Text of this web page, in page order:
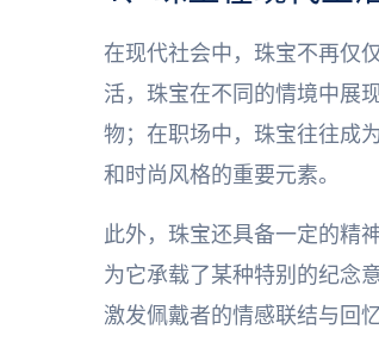
在现代社会中，珠宝不再仅
活，珠宝在不同的情境中展
物；在职场中，珠宝往往成
和时尚风格的重要元素。
此外，珠宝还具备一定的精
为它承载了某种特别的纪念
激发佩戴者的情感联结与回